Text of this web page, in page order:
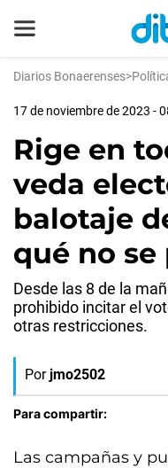
Diarios Bonaerenses>
17 de noviembre de 2023 -
Rige en
veda
balotaje
qué no se
Desde las 8 de la
prohibido incitar el
otras restricciones.
Por jmo2502
Para compartir:
Las campañas y